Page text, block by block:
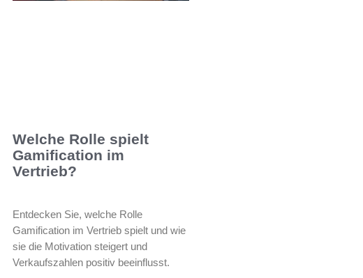
Welche Rolle spielt
Gamification im
Vertrieb?
Entdecken Sie, welche Rolle
Gamification im Vertrieb spielt und wie
sie die Motivation steigert und
Verkaufszahlen positiv beeinflusst.